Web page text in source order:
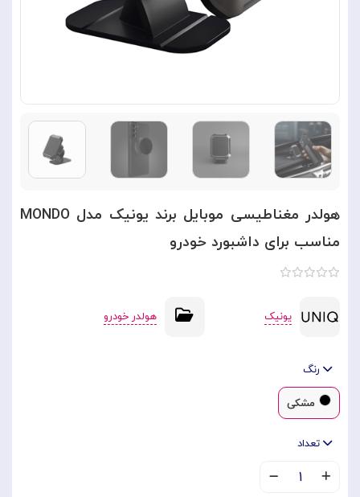
هولدر مغناطیسی موبایل برند یونیک مدل MONDO
مناسب برای داشبورد خودرو
یونیک هولدر خودرو
رنگ
مشکی
تعداد
۱